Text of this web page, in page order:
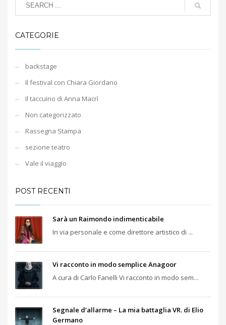
CATEGORIE
backstage
Il festival con Chiara Giordano
Il taccuino di Anna Macrì
Non categorizzato
Rassegna Stampa
sezione teatro
Vale il viaggio
POST RECENTI
Sarà un Raimondo indimenticabile
In via personale e come direttore artistico di ...
Vi racconto in modo semplice Anagoor
A cura di Carlo Fanelli Vi racconto in modo sem...
Segnale d’allarme – La mia battaglia VR. di Elio
Germano